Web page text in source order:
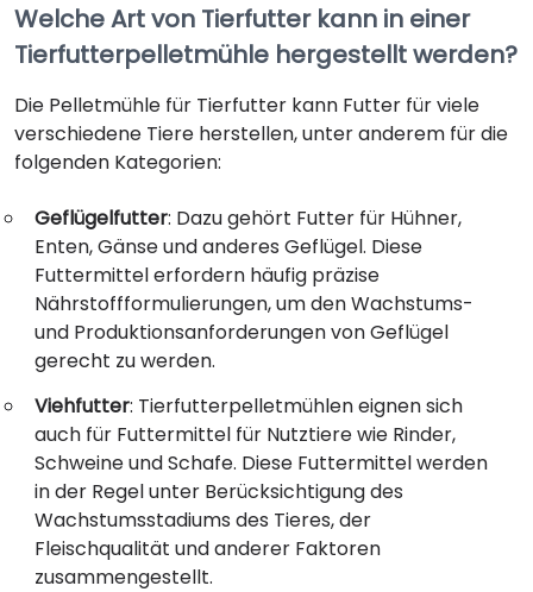
Welche Art von Tierfutter kann in einer
Tierfutterpelletmühle hergestellt werden?
Die Pelletmühle für Tierfutter kann Futter für viele
verschiedene Tiere herstellen, unter anderem für die
folgenden Kategorien:
Geflügelfutter: Dazu gehört Futter für Hühner,
Enten, Gänse und anderes Geflügel. Diese
Futtermittel erfordern häufig präzise
Nährstoffformulierungen, um den Wachstums-
und Produktionsanforderungen von Geflügel
gerecht zu werden.
Viehfutter: Tierfutterpelletmühlen eignen sich
auch für Futtermittel für Nutztiere wie Rinder,
Schweine und Schafe. Diese Futtermittel werden
in der Regel unter Berücksichtigung des
Wachstumsstadiums des Tieres, der
Fleischqualität und anderer Faktoren
zusammengestellt.